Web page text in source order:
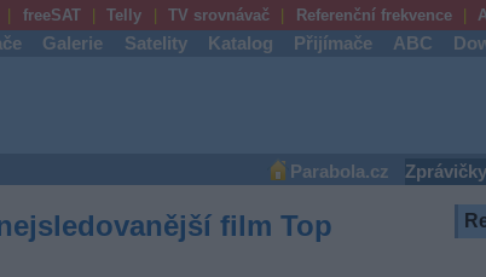
freeSAT Telly TV srovnávač Referenční frekvence
Galerie Satelity Katalog Přijímače ABC
Parabola.cz Zprávičky
film Top